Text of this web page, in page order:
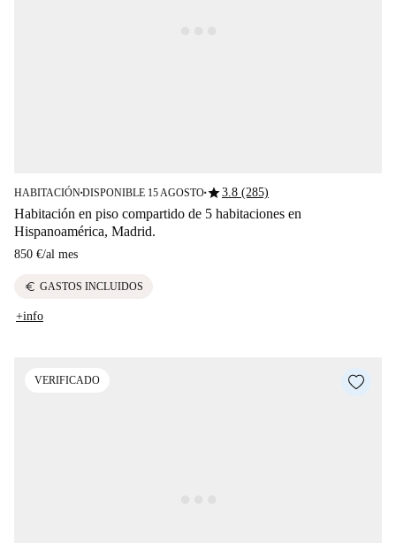
HABITACIÓN■DISPONIBLE 15 AGOSTO■star3.8 (285)
Habitación en piso compartido de 5 habitaciones en
Hispanoamérica, Madrid.
850 €/al mes
euro GASTOS INCLUIDOS
+info
VERIFICADO